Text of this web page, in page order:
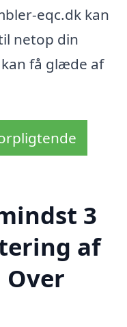
eqc.dk kan
netop din
få glæde af
3
af